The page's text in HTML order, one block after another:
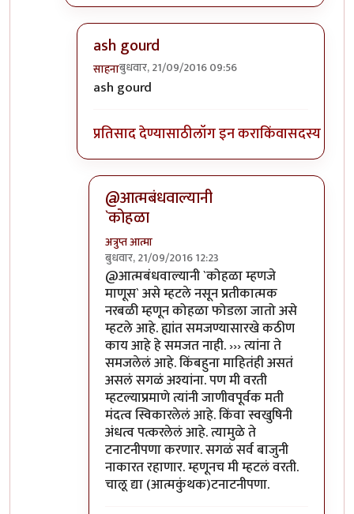
ash gourd
साहनाबुधवार, 21/09/2016 09:56
In reply to
ash gourd
प्रतिसाद देण्यासाठीलॉग इन कराकिंवासदस्य व्हा
@आत्मबंधवाल्यानी
`कोहळा
अत्रुप्त आत्मा
बुधवार, 21/09/2016 12:23
In reply toआत्मबंधवाल्यानी `कोहळा म्हणजे
@आत्मबंधवाल्यानी `कोहळा म्हणजे
माणूस` असे म्हटले नसून प्रतीकात्मक
नरबळी म्हणून कोहळा फोडला जातो असे
म्हटले आहे. ह्यांत समजण्यासारखे कठीण
काय आहे हे समजत नाही. ››› त्यांना ते
समजलेलं आहे. किंबहुना माहितंही असतं
असलं सगळं अश्यांना. पण मी वरती
म्हटल्याप्रमाणे त्यांनी जाणीवपूर्वक मती
मंदत्व स्विकारलेलं आहे. किंवा स्वखुषिनी
अंधत्व पत्करलेलं आहे. त्यामुळे ते
टनाटनीपणा करणार. सगळं सर्व बाजुनी
नाकारत रहाणार. म्हणूनच मी म्हटलं वरती.
चालू द्या (आत्मकुंथक)टनाटनीपणा.